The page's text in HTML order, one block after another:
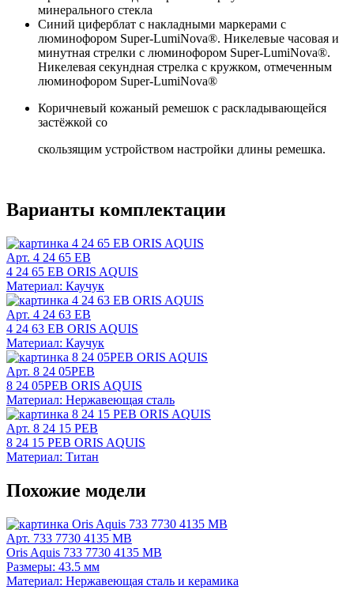
минерального стекла
Синий циферблат с накладными маркерами с
люминофором Super-LumiNova®. Никелевые часовая и
минутная стрелки с люминофором Super-LumiNova®.
Никелевая секундная стрелка с кружком, отмеченным
люминофором Super-LumiNova®
Коричневый кожаный ремешок с раскладывающейся
застёжкой со
скользящим устройством настройки длины ремешка.
Варианты комплектации
Арт. 4 24 65 EB
4 24 65 EB ORIS AQUIS
Материал: Каучук
Арт. 4 24 63 EB
4 24 63 EB ORIS AQUIS
Материал: Каучук
Арт. 8 24 05PEB
8 24 05PEB ORIS AQUIS
Материал: Нержавеющая сталь
Арт. 8 24 15 PEB
8 24 15 PEB ORIS AQUIS
Материал: Титан
Похожие модели
Арт. 733 7730 4135 MB
Oris Aquis 733 7730 4135 MB
Размеры: 43.5 мм
Материал: Нержавеющая сталь и керамика